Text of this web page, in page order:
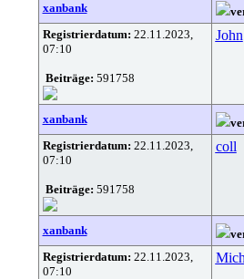
xanbank
Registrierdatum: 22.11.2023,
07:10
Beiträge: 591758
John
xanbank
Registrierdatum: 22.11.2023,
07:10
Beiträge: 591758
coll
xanbank
Registrierdatum: 22.11.2023,
07:10
Mich